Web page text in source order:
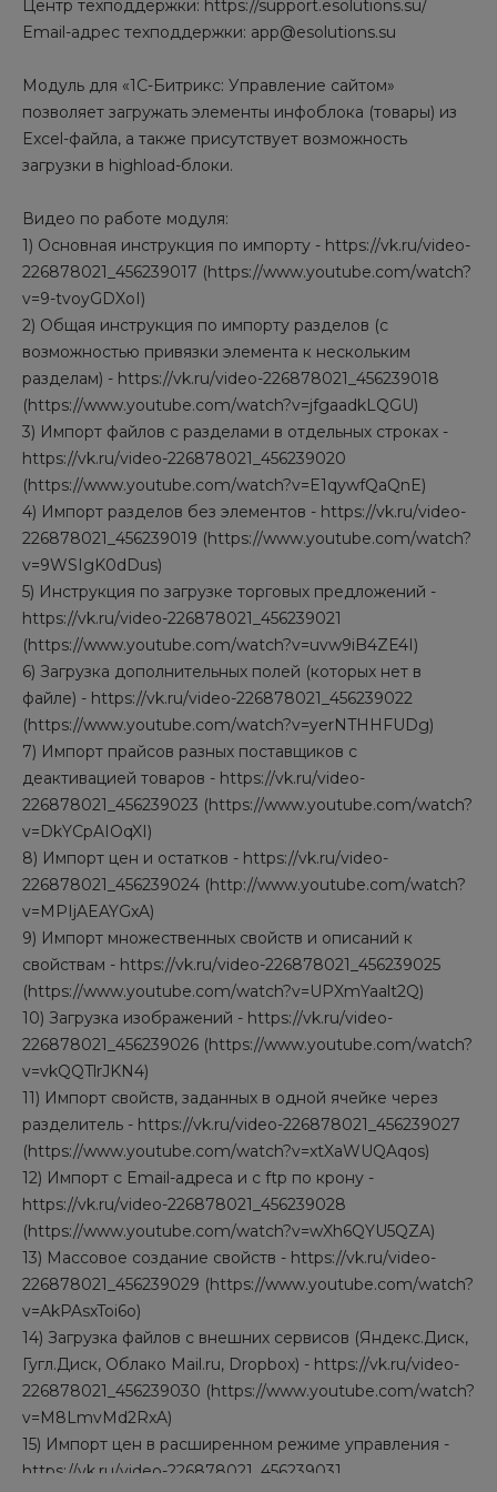
Центр техподдержки: https://support.esolutions.su/
Email-адрес техподдержки: app@esolutions.su
Модуль для «1С-Битрикс: Управление сайтом»
позволяет загружать элементы инфоблока (товары) из
Excel-файла, а также присутствует возможность
загрузки в highload-блоки.
Видео по работе модуля:
1) Основная инструкция по импорту - https://vk.ru/video-
226878021_456239017 (https://www.youtube.com/watch?
v=9-tvoyGDXoI)
2) Общая инструкция по импорту разделов (с
возможностью привязки элемента к нескольким
разделам) - https://vk.ru/video-226878021_456239018
(https://www.youtube.com/watch?v=jfgaadkLQGU)
3) Импорт файлов с разделами в отдельных строках -
https://vk.ru/video-226878021_456239020
(https://www.youtube.com/watch?v=E1qywfQaQnE)
4) Импорт разделов без элементов - https://vk.ru/video-
226878021_456239019 (https://www.youtube.com/watch?
v=9WSIgK0dDus)
5) Инструкция по загрузке торговых предложений -
https://vk.ru/video-226878021_456239021
(https://www.youtube.com/watch?v=uvw9iB4ZE4I)
6) Загрузка дополнительных полей (которых нет в
файле) - https://vk.ru/video-226878021_456239022
(https://www.youtube.com/watch?v=yerNTHHFUDg)
7) Импорт прайсов разных поставщиков с
деактивацией товаров - https://vk.ru/video-
226878021_456239023 (https://www.youtube.com/watch?
v=DkYCpAIOqXI)
8) Импорт цен и остатков - https://vk.ru/video-
226878021_456239024 (http://www.youtube.com/watch?
v=MPIjAEAYGxA)
9) Импорт множественных свойств и описаний к
свойствам - https://vk.ru/video-226878021_456239025
(https://www.youtube.com/watch?v=UPXmYaalt2Q)
10) Загрузка изображений - https://vk.ru/video-
226878021_456239026 (https://www.youtube.com/watch?
v=vkQQTlrJKN4)
11) Импорт свойств, заданных в одной ячейке через
разделитель - https://vk.ru/video-226878021_456239027
(https://www.youtube.com/watch?v=xtXaWUQAqos)
12) Импорт с Email-адреса и с ftp по крону -
https://vk.ru/video-226878021_456239028
(https://www.youtube.com/watch?v=wXh6QYU5QZA)
13) Массовое создание свойств - https://vk.ru/video-
226878021_456239029 (https://www.youtube.com/watch?
v=AkPAsxToi6o)
14) Загрузка файлов с внешних сервисов (Яндекс.Диск,
Гугл.Диск, Облако Mail.ru, Dropbox) - https://vk.ru/video-
226878021_456239030 (https://www.youtube.com/watch?
v=M8LmvMd2RxA)
15) Импорт цен в расширенном режиме управления -
https://vk.ru/video-226878021_456239031